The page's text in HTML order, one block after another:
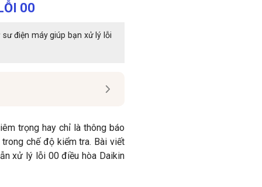
00
điện máy giúp bạn xử lý lỗi
trọng hay chỉ là thông báo
chế độ kiểm tra. Bài viết
xử lý lỗi 00 điều hòa Daikin